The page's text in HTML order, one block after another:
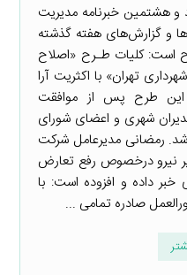
و هشتمین خبرنامه مدیریت
و گزارش‌های هفته گذشته
است: کلیات طـرح «اصلاح
تهران» با اکثریت آرا
طرح پس از موافقت
شهری و اعضای شورای
رمضانی مدیرعامل شرکت
نیرو درخصوص رفع تعارض
داده و افزوده است: با
صادره تمامی ...